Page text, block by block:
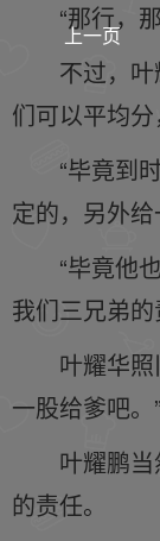
“那行，
不过，
们可以平均
“毕竟到
定的，另外
“毕竟他
我们三兄弟的
叶耀华
一股给爹吧。”
叶耀鹏
的责任。
上一页